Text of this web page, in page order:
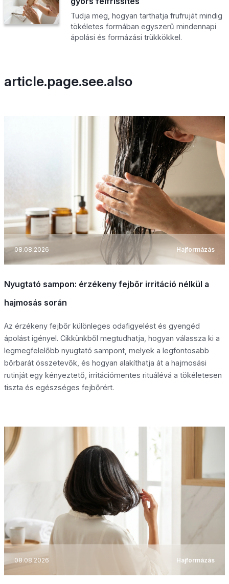
Tudja meg, hogyan tarthatja frufruját mindig
tökéletes formában egyszerű mindennapi
ápolási és formázási trükkökkel.
article.page.see.also
08.08.2026 Hajformázás
Nyugtató sampon: érzékeny fejbőr irritáció nélkül a
hajmosás során
Az érzékeny fejbőr különleges odafigyelést és gyengéd
ápolást igényel. Cikkünkből megtudhatja, hogyan válassza ki a
legmegfelelőbb nyugtató sampont, melyek a legfontosabb
bőrbarát összetevők, és hogyan alakíthatja át a hajmosási
rutinját egy kényeztető, irritációmentes rituálévá a tökéletesen
tiszta és egészséges fejbőrért.
08.08.2026 Hajformázás